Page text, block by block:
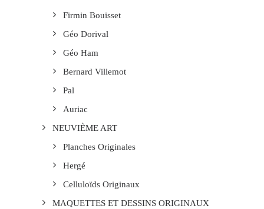
Firmin Bouisset
Géo Dorival
Géo Ham
Bernard Villemot
Pal
Auriac
NEUVIÈME ART
Planches Originales
Hergé
Celluloïds Originaux
MAQUETTES ET DESSINS ORIGINAUX